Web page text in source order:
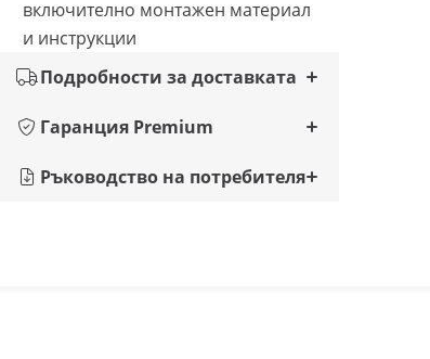
включително монтажен материал
и инструкции
Подробности за доставката
Гаранция Premium
Ръководство на потребителя